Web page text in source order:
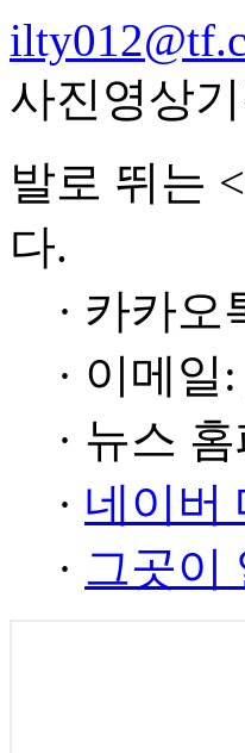
사진영상
발로 뛰는
다.
· 카카
· 이메일:
· 뉴스
· 네이버
· 그곳이